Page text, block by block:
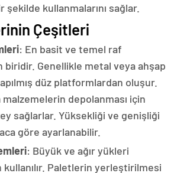
şekilde kullanmalarını sağlar.
Çeşitleri
: En basit ve temel raf
Genellikle metal veya ahşap
düz platformlardan oluşur.
depolanması için
sağlarlar. Yüksekliği ve genişliği
göre ayarlanabilir.
: Büyük ve ağır yükleri
kullanılır. Paletlerin yerleştirilmesi